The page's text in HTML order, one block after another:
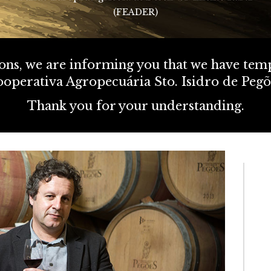
(FEADER)
we are informing you that we have
Agropecuária Sto. Isidro de
Thank you for your understanding.